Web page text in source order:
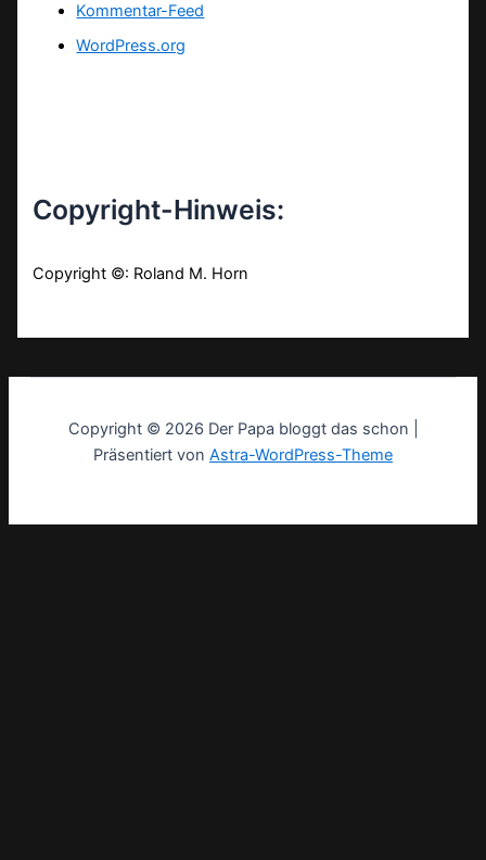
Kommentar-Feed
WordPress.org
Copyright-Hinweis:
Copyright ©: Roland M. Horn
Copyright © 2026 Der Papa bloggt das schon |
Präsentiert von Astra-WordPress-Theme